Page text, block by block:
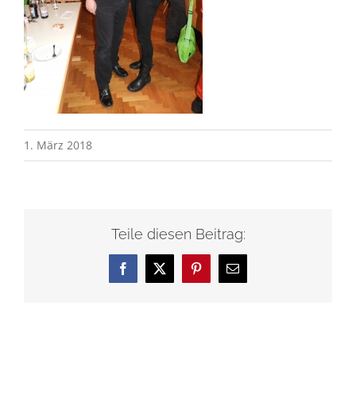
1. März 2018
Teile diesen Beitrag:
Facebook
X Pinterest
E-
Mail